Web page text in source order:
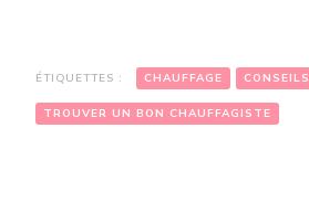
ÉTIQUETTES : CHAUFFAGE CONSEILS
TROUVER UN BON CHAUFFAGISTE